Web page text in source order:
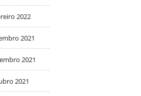
2022
2021
2021
2021